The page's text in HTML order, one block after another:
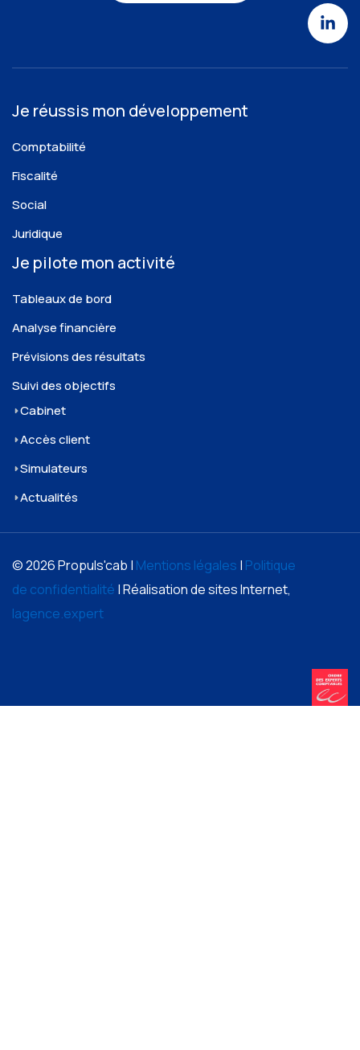
Je réussis mon développement
Comptabilité
Fiscalité
Social
Juridique
Je pilote mon activité
Tableaux de bord
Analyse financière
Prévisions des résultats
Suivi des objectifs
Cabinet
Accès client
Simulateurs
Actualités
© 2026 Propuls'cab | Mentions légales | Politique
de confidentialité | Réalisation de sites Internet,
lagence.expert